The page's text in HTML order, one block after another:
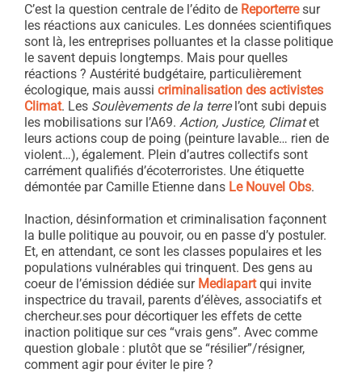
C’est la question centrale de l’édito de Reporterresur
les réactions aux canicules. Les données scientifiques
sont là, les entreprises polluantes et la classe politique
le savent depuis longtemps. Mais pour quelles
réactions ? Austérité budgétaire, particulièrement
écologique, mais aussi criminalisation des activistes
Climat. Les Soulèvements de la terrel’ont subi depuis
les mobilisations sur l’A69. Action, Justice, Climatet
leurs actions coup de poing (peinture lavable… rien de
violent…), également. Plein d’autres collectifs sont
carrément qualifiés d’écoterroristes. Une étiquette
démontée par Camille Etienne dans Le Nouvel Obs.
Inaction, désinformation et criminalisation façonnent
la bulle politique au pouvoir, ou en passe d’y postuler.
Et, en attendant, ce sont les classes populaires et les
populations vulnérables qui trinquent. Des gens au
coeur de l’émission dédiée sur Mediapartqui invite
inspectrice du travail, parents d’élèves, associatifs et
chercheur.ses pour décortiquer les effets de cette
inaction politique sur ces “vrais gens”. Avec comme
question globale : plutôt que se “résilier”/résigner,
comment agir pour éviter le pire ?